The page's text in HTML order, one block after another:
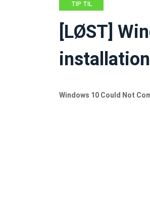
TIP TIL
[LØST]
Windows 10 Could Not